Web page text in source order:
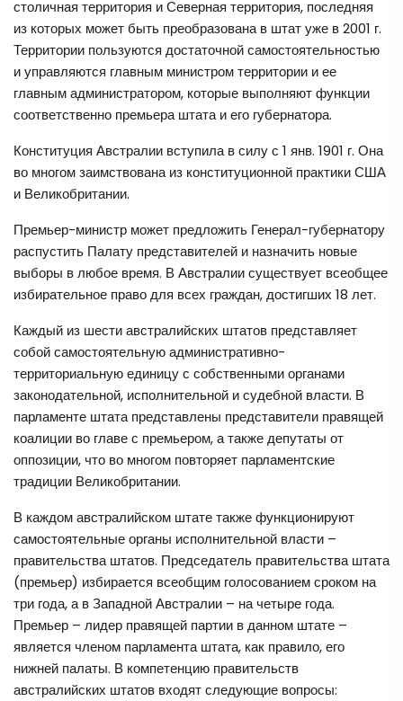
столичная территория и Северная территория, последняя
из которых может быть преобразована в штат уже в 2001 г.
Территории пользуются достаточной самостоятельностью
и управляются главным министром территории и ее
главным администратором, которые выполняют функции
соответственно премьера штата и его губернатора.
Конституция Австралии вступила в силу с 1 янв. 1901 г. Она
во многом заимствована из конституционной практики США
и Великобритании.
Премьер-министр может предложить Генерал-губернатору
распустить Палату представителей и назначить новые
выборы в любое время. В Австралии существует всеобщее
избирательное право для всех граждан, достигших 18 лет.
Каждый из шести австралийских штатов представляет
собой самостоятельную административно-
территориальную единицу с собственными органами
законодательной, исполнительной и судебной власти. В
парламенте штата представлены представители правящей
коалиции во главе с премьером, а также депутаты от
оппозиции, что во многом повторяет парламентские
традиции Великобритании.
В каждом австралийском штате также функционируют
самостоятельные органы исполнительной власти –
правительства штатов. Председатель правительства штата
(премьер) избирается всеобщим голосованием сроком на
три года, а в Западной Австралии – на четыре года.
Премьер – лидер правящей партии в данном штате –
является членом парламента штата, как правило, его
нижней палаты. В компетенцию правительств
австралийских штатов входят следующие вопросы: